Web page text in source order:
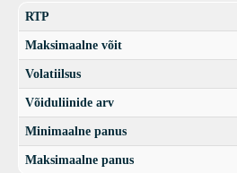
RTP
Maksimaalne võit
Volatiilsus
Võiduliinide arv
Minimaalne panus
Maksimaalne panus